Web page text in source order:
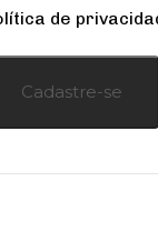
de
Cadastre-se